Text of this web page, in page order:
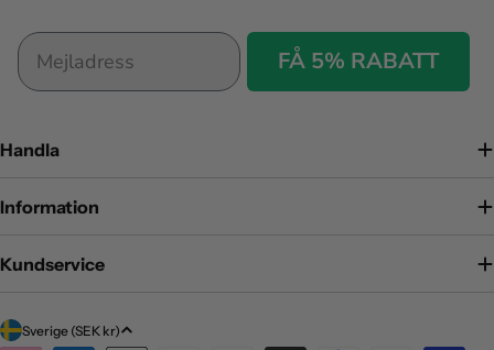
FÅ 5% RABATT
Handla
Information
Kundservice
Land/region
Sverige (SEK kr)